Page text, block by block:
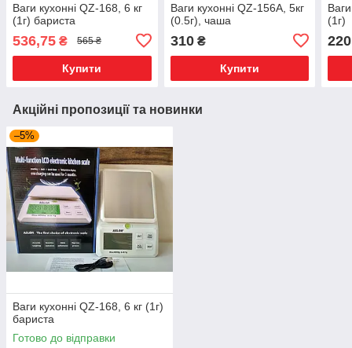
Ваги кухонні QZ-168, 6 кг
(1г) бариста
536,75 ₴ 565 ₴
Купити
Ваги кухонні QZ-156A, 5кг
(0.5г), чаша
310₴
Купити
(1г)
220
Акційні пропозиції та новинки
–5%
Ваги кухонні QZ-168, 6 кг (1г)
бариста
Готово до відправки